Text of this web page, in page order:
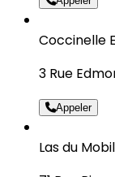
Coccinelle
3 Rue
Appeler
Las du